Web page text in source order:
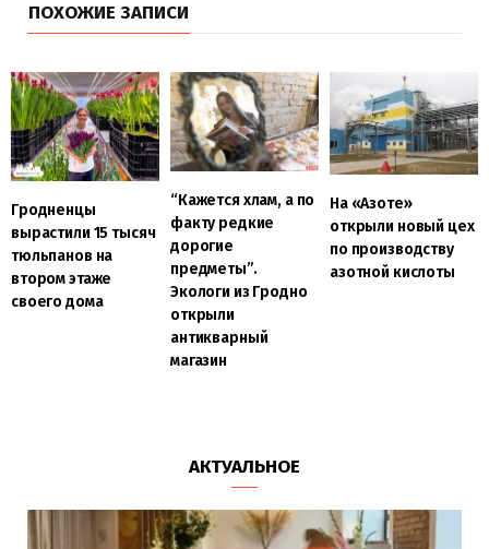
ПОХОЖИЕ ЗАПИСИ
Гродненцы
вырастили 15 тысяч
тюльпанов на
втором этаже
своего дома
“Кажется хлам, а по
факту редкие
дорогие
предметы”.
Экологи из Гродно
открыли
антикварный
магазин
На «Азоте»
открыли новый цех
по производству
азотной кислоты
АКТУАЛЬНОЕ